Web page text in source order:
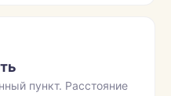
пункт. Расстояние